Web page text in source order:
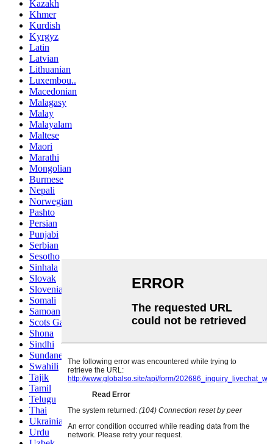
Kazakh
Khmer
Kurdish
Kyrgyz
Latin
Latvian
Lithuanian
Luxembou..
Macedonian
Malagasy
Malay
Malayalam
Maltese
Maori
Marathi
Mongolian
Burmese
Nepali
Norwegian
Pashto
Persian
Punjabi
Serbian
Sesotho
Sinhala
Slovak
Slovenian
Somali
Samoan
Scots Gaelic
Shona
Sindhi
Sundanese
Swahili
Tajik
Tamil
Telugu
Thai
Ukrainian
Urdu